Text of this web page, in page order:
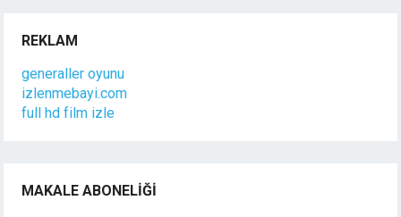
REKLAM
generaller oyunu
izlenmebayi.com
full hd film izle
MAKALE ABONELIĞI